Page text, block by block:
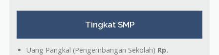
Tingkat SMP
Uang Pangkal (Pengembangan Sekolah) Rp.